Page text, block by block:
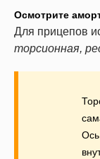
Осмотрите
Для прицепов
торсионная,